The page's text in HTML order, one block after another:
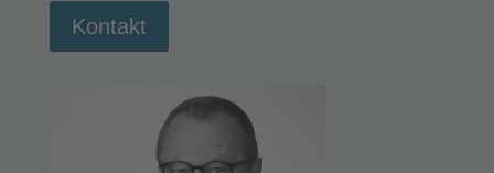
Kontakt